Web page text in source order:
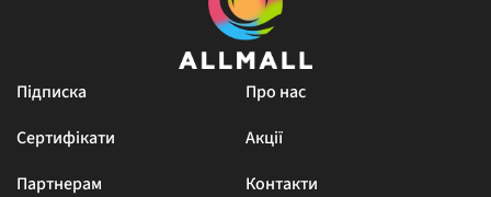
Підписка
Про нас
Сертифікати
Акції
Партнерам
Контакти